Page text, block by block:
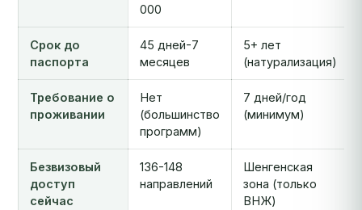
000
Срок до
паспорта
45 дней-7
месяцев
5+ лет
(натурализация)
Требование о
проживании
Нет
(большинство
программ)
7 дней/год
(минимум)
Безвизовый
доступ
сейчас
136-148
направлений
Шенгенская
зона (только
ВНЖ)